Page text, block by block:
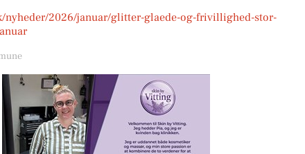
nyheder/2026/januar/glitter-glaede-og-frivillighed-stor-